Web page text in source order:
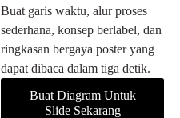
Buat garis waktu, alur proses
sederhana, konsep berlabel, dan
ringkasan bergaya poster yang
dapat dibaca dalam tiga detik.
Buat Diagram Untuk
Slide Sekarang